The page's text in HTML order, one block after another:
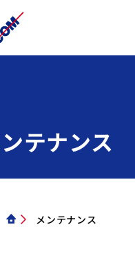
テナンス
メンテナンス